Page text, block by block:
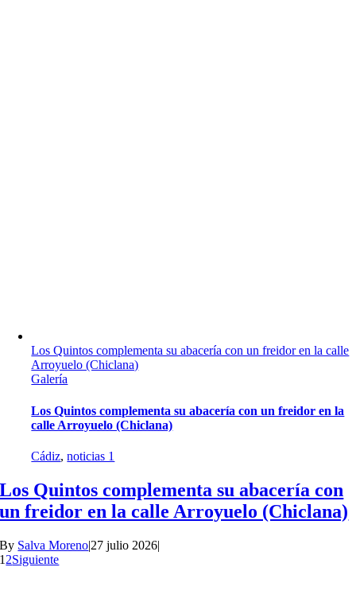
Los Quintos complementa su abacería con un freidor en la calle
Arroyuelo (Chiclana)
Galería
Los Quintos complementa su abacería con un freidor en la
calle Arroyuelo (Chiclana)
Cádiz,noticias 1
Los Quintos complementa su abacería con
un freidor en la calle Arroyuelo (Chiclana)
By Salva Moreno|27 julio 2026|
1 2Siguiente